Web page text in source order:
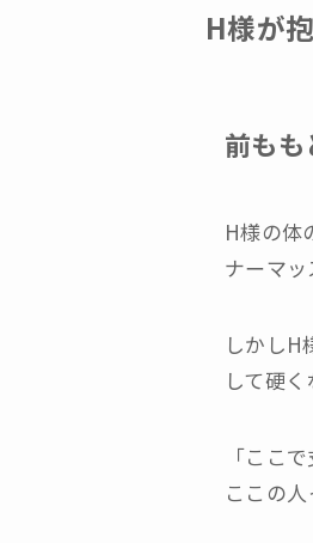
H様が
前も
H様の体
ナーマッ
しかしH
して硬
「ここ
ここの